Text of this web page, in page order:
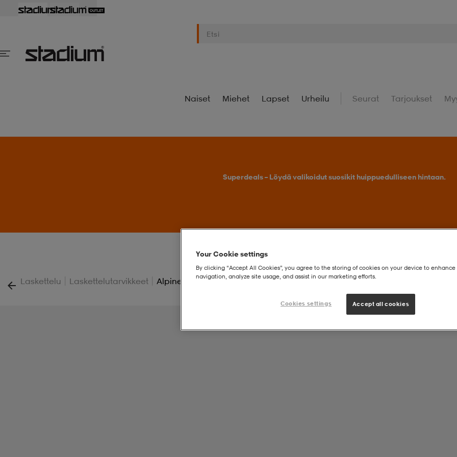
Naiset Miehet Lapset Urheilu Seurat Tarjoukset
Superdeals – Löydä valikoidut suosikit huippuedulliseen hintaan.
Laskettelu | Laskettelutarvikkeet | Alpine Insole
Your Cookie settings
By clicking “Accept All Cookies”, you agree to the storing of cookies on your device to enhance
navigation, analyze site usage, and assist in our marketing efforts.
Cookies settings Accept all cookies